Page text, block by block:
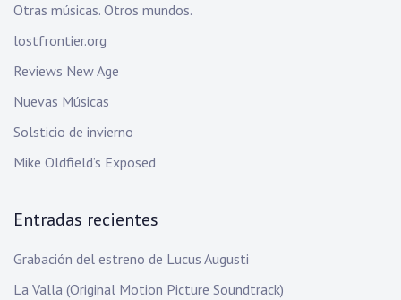
Otras músicas. Otros mundos.
lostfrontier.org
Reviews New Age
Nuevas Músicas
Solsticio de invierno
Mike Oldfield’s Exposed
Entradas recientes
Grabación del estreno de Lucus Augusti
La Valla (Original Motion Picture Soundtrack)